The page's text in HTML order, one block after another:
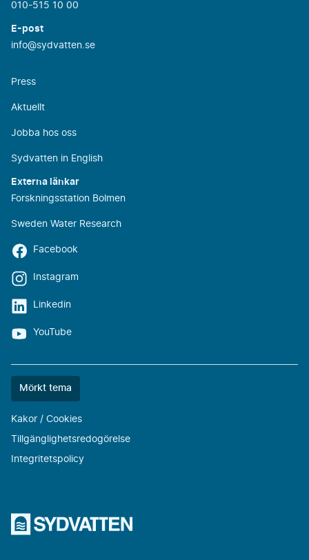
010-515 10 00
E-post
info@sydvatten.se
Press
Aktuellt
Jobba hos oss
Sydvatten in English
Externa länkar
Forskningsstation Bolmen
Sweden Water Research
Facebook
Instagram
Linkedin
YouTube
Färgtemat
Mörkt tema
Kakor / Cookies
Tillgänglighetsredogörelse
Integritetspolicy